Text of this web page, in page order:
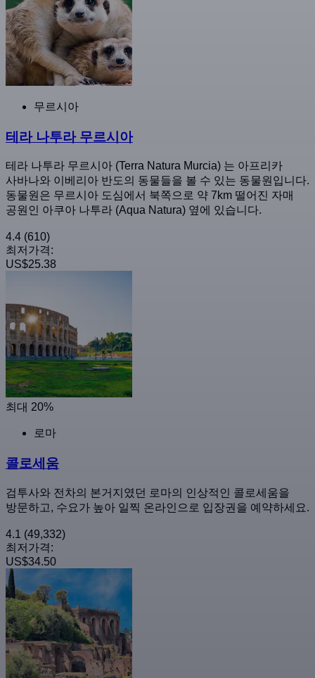
무르시아
테라 나투라 무르시아
테라 나투라 무르시아 (Terra Natura Murcia) 는 아프리카
사바나와 이베리아 반도의 동물들을 볼 수 있는 동물원입니다.
동물원은 무르시아 도심에서 북쪽으로 약 7km 떨어진 자매
공원인 아쿠아 나투라 (Aqua Natura) 옆에 있습니다.
4.4 (610)
최저가격:
US$25.38
최대 20%
로마
콜로세움
검투사와 전차의 본거지였던 로마의 인상적인 콜로세움을
방문하고, 수요가 높아 일찍 온라인으로 입장권을 예약하세요.
4.1 (49,332)
최저가격:
US$34.50